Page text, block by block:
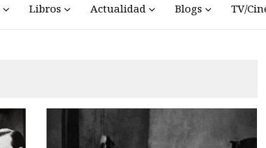
Libros Actualidad Blogs TV/